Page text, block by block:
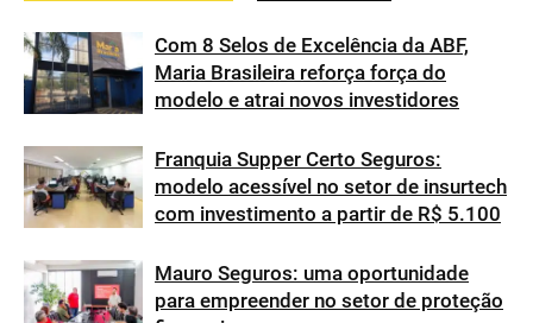
Com 8 Selos de Excelência da ABF,
Maria Brasileira reforça força do
modelo e atrai novos investidores
Franquia Supper Certo Seguros:
modelo acessível no setor de insurtech
com investimento a partir de R$ 5.100
Mauro Seguros: uma oportunidade
para empreender no setor de proteção